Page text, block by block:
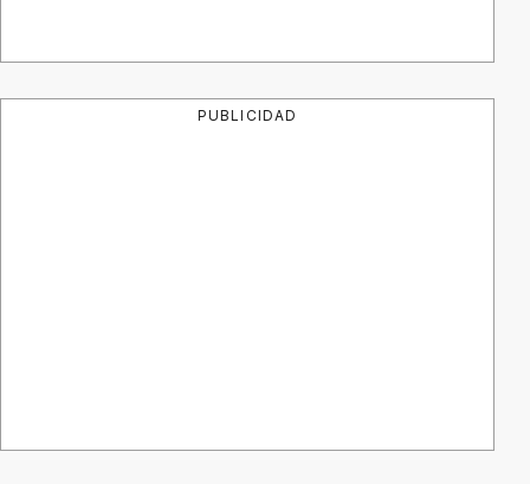
PUBLICIDAD